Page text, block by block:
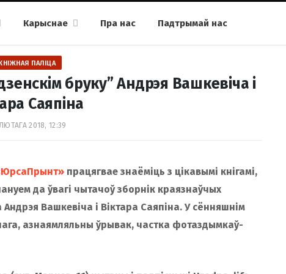
Карыснае Пра нас Падтрымай нас
ПАЛІЦА
бруку” Андрэя Вашкевіча і
Саяпіна
2018, 12:39
працягвае знаёміць з цікавымі кнігамі,
да ўвагі чытачоў зборнік краязнаўчых
Вашкевіча і Віктара Саяпіна. У сённяшнім
азнаямляльны ўрывак, частка фотаздымкаў-